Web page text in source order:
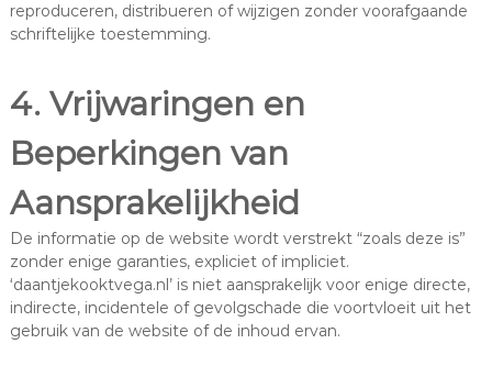
reproduceren, distribueren of wijzigen zonder voorafgaande
schriftelijke toestemming.
4. Vrijwaringen en
Beperkingen van
Aansprakelijkheid
De informatie op de website wordt verstrekt “zoals deze is”
zonder enige garanties, expliciet of impliciet.
‘daantjekooktvega.nl’ is niet aansprakelijk voor enige directe,
indirecte, incidentele of gevolgschade die voortvloeit uit het
gebruik van de website of de inhoud ervan.